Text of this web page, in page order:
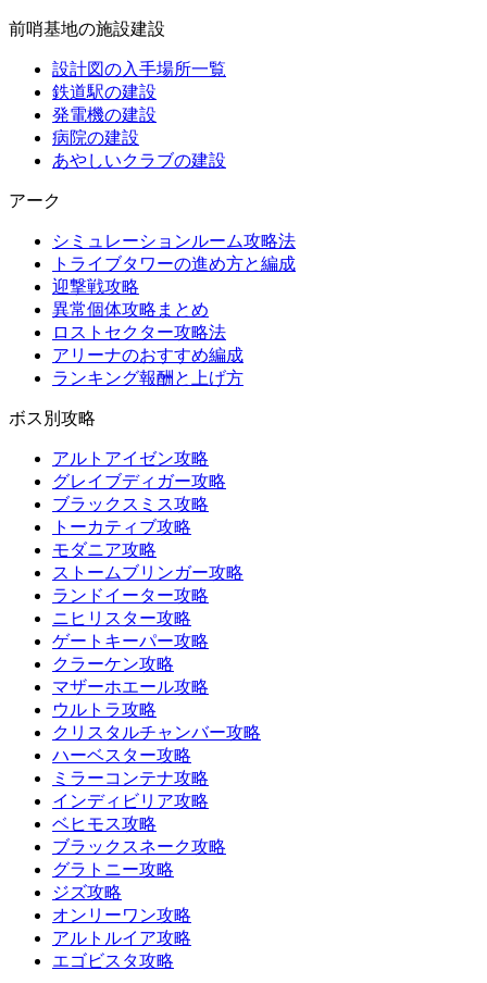
前哨基地の施設建設
設計図の入手場所一覧
鉄道駅の建設
発電機の建設
病院の建設
あやしいクラブの建設
アーク
シミュレーションルーム攻略法
トライブタワーの進め方と編成
迎撃戦攻略
異常個体攻略まとめ
ロストセクター攻略法
アリーナのおすすめ編成
ランキング報酬と上げ方
ボス別攻略
アルトアイゼン攻略
グレイブディガー攻略
ブラックスミス攻略
トーカティブ攻略
モダニア攻略
ストームブリンガー攻略
ランドイーター攻略
ニヒリスター攻略
ゲートキーパー攻略
クラーケン攻略
マザーホエール攻略
ウルトラ攻略
クリスタルチャンバー攻略
ハーベスター攻略
ミラーコンテナ攻略
インディビリア攻略
ベヒモス攻略
ブラックスネーク攻略
グラトニー攻略
ジズ攻略
オンリーワン攻略
アルトルイア攻略
エゴビスタ攻略